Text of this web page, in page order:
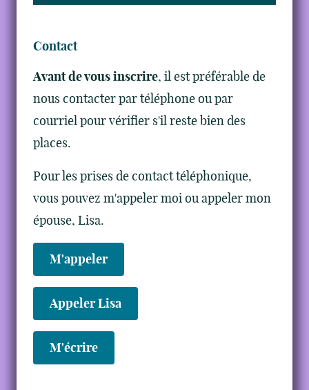
Contact
Avant de vous inscrire, il est préférable de
nous contacter par téléphone ou par
courriel pour vérifier s'il reste bien des
places.
Pour les prises de contact téléphonique,
vous pouvez m'appeler moi ou appeler mon
épouse, Lisa.
M'appeler
Appeler Lisa
M'écrire